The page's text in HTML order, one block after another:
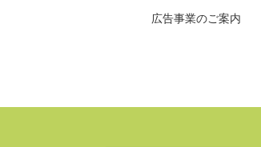
広告事業のご案内